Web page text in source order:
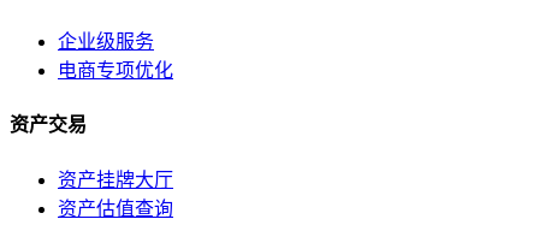
企业级服务
电商专项优化
资产交易
资产挂牌大厅
资产估值查询